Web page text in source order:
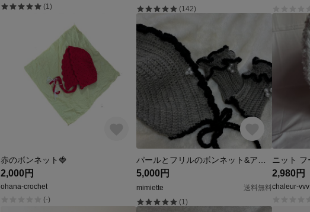
(1)
(142)
赤のボンネット🍓
2,000円
ohana-crochet
(-)
5,000円
mimiette
送料無料
(1)
2,980円
chaleur-vvv